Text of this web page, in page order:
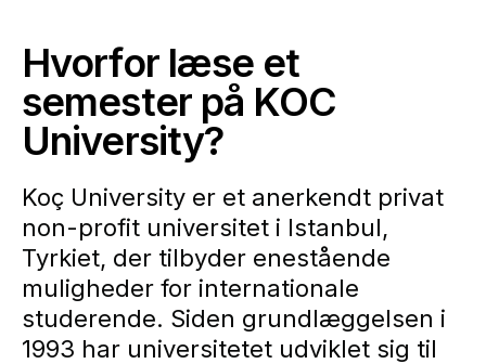
Hvorfor læse et
semester på KOC
University?
Koç University er et anerkendt privat
non-profit universitet i Istanbul,
Tyrkiet, der tilbyder enestående
muligheder for internationale
studerende. Siden grundlæggelsen i
1993 har universitetet udviklet sig til